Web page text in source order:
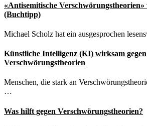
«Antisemitische
(Buchtipp)
Michael Scholz hat ein ausgesprochen
Künstliche Intelligenz (KI) wirksam gegen
Verschwörungstheorien
Menschen, die stark an
…
Was hilft gegen Verschwörungstheorien?